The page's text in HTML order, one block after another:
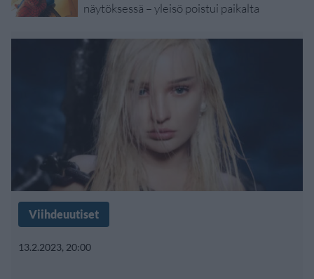
näytöksessä – yleisö poistui paikalta
Viihdeuutiset
13.2.2023, 20:00